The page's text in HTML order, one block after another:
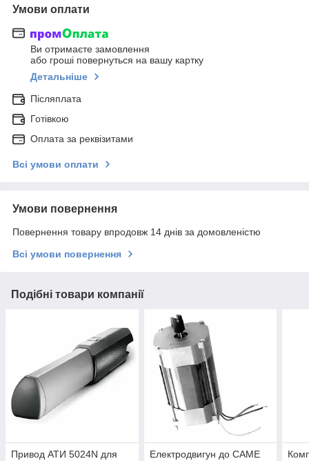
Умови оплати
Ви отримаєте замовлення
або гроші повернуться на вашу картку
Детальніше
Післяплата
Готівкою
Оплата за реквізитами
Всі умови оплати
Умови повернення
Повернення товару впродовж 14 днів за домовленістю
Всі умови повернення
Подібні товари компанії
Привод АТИ 5024N для
Електродвигун до CAME